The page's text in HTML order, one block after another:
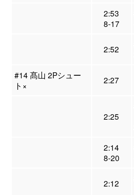
2:53
8-17
2:52
#14 髙山 2Pシュー
ト×
2:27
2:25
2:14
8-20
2:12